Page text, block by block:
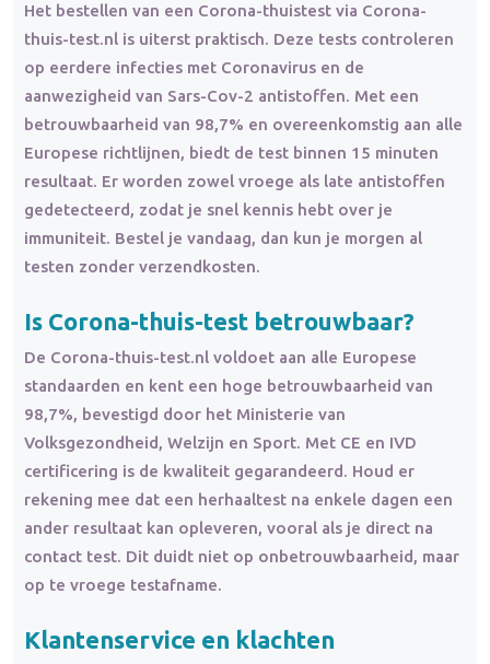
Het bestellen van een Corona-thuistest via Corona-
thuis-test.nl is uiterst praktisch. Deze tests controleren
op eerdere infecties met Coronavirus en de
aanwezigheid van Sars-Cov-2 antistoffen. Met een
betrouwbaarheid van 98,7% en overeenkomstig aan alle
Europese richtlijnen, biedt de test binnen 15 minuten
resultaat. Er worden zowel vroege als late antistoffen
gedetecteerd, zodat je snel kennis hebt over je
immuniteit. Bestel je vandaag, dan kun je morgen al
testen zonder verzendkosten.
Is Corona-thuis-test betrouwbaar?
De Corona-thuis-test.nl voldoet aan alle Europese
standaarden en kent een hoge betrouwbaarheid van
98,7%, bevestigd door het Ministerie van
Volksgezondheid, Welzijn en Sport. Met CE en IVD
certificering is de kwaliteit gegarandeerd. Houd er
rekening mee dat een herhaaltest na enkele dagen een
ander resultaat kan opleveren, vooral als je direct na
contact test. Dit duidt niet op onbetrouwbaarheid, maar
op te vroege testafname.
Klantenservice en klachten